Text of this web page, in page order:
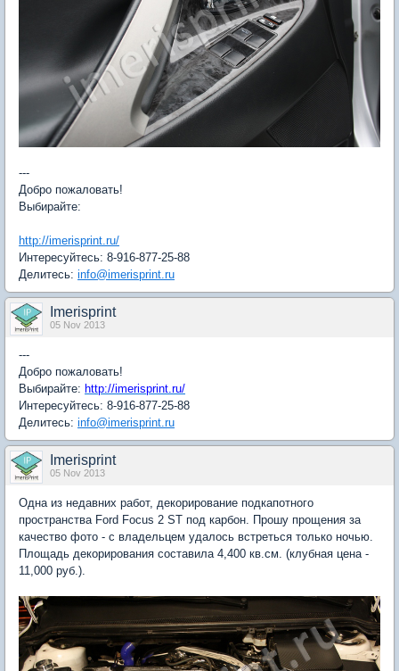
---
Добро пожаловать!
Выбирайте:
http://imerisprint.ru/
Интересуйтесь: 8-916-877-25-88
Делитесь: info@imerisprint.ru
Imerisprint
05 Nov 2013
---
Добро пожаловать!
Выбирайте: http://imerisprint.ru/
Интересуйтесь: 8-916-877-25-88
Делитесь: info@imerisprint.ru
Imerisprint
05 Nov 2013
Одна из недавних работ, декорирование подкапотного
пространства Ford Focus 2 ST под карбон. Прошу прощения за
качество фото - с владельцем удалось встреться только ночью.
Площадь декорирования составила 4,400 кв.см. (клубная цена -
11,000 руб.).